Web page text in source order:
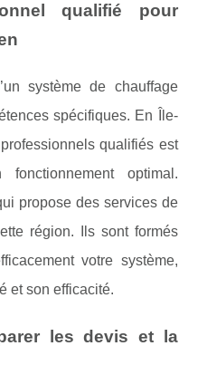
qualifié pour
système de chauffage
spécifiques. En Île-
qualifiés est
optimal.
propose des services de
région. Ils sont formés
votre système,
et son efficacité.
les devis et la